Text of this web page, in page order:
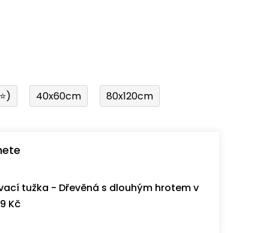
40x60cm 80x120cm
tužka - Dřevěná s dlouhým hrotem v
Kč